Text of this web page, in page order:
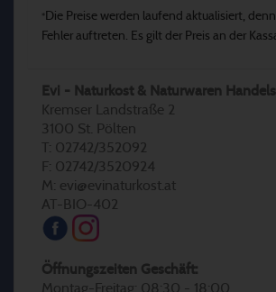
* Die Preise werden laufend aktualisiert,
Fehler auftreten. Es gilt der Preis an der
Evi - Naturkost & Naturwaren
Kremser Landstraße 2
3100 St. Pölten
T: 02742/352092
F: 02742/3520924
M: evi@evinaturkost.at
AT-BIO-402
Öffnungszeiten Geschäft:
Montag-Freitag: 08:30 - 18:00